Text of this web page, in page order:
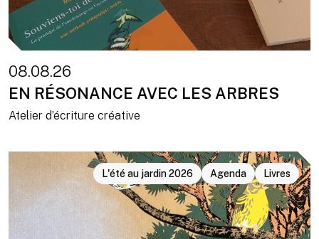
08.08.26
EN RÉSONANCE AVEC LES ARBRES
Atelier d’écriture créative
L'été au jardin 2026 Agenda Livres